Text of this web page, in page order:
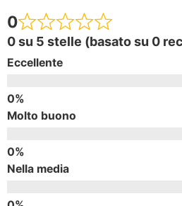
0
0 su 5 stelle (basato su 0
Eccellente
Molto buono
Nella media